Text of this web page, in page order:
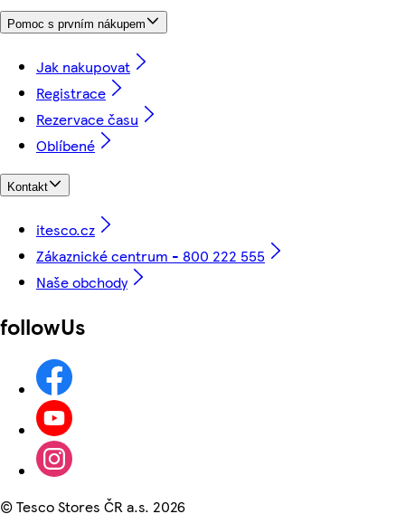
Pomoc s prvním nákupem
Jak nakupovat
Registrace
Rezervace času
Oblíbené
Kontakt
itesco.cz
Zákaznické centrum - 800 222 555
Naše obchody
followUs
©Tesco Stores ČR a.s. 2026